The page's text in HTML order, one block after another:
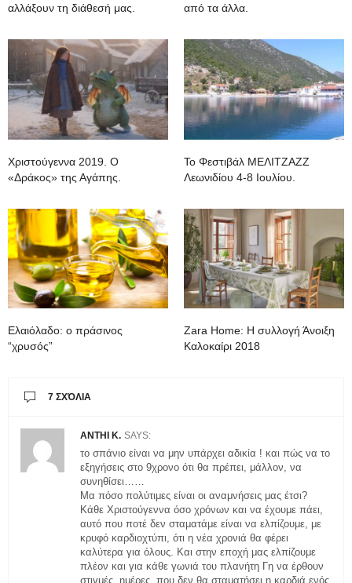
αλλάξουν τη διάθεσή μας.
από τα άλλα.
Χριστούγεννα 2019. O
«Δράκος» της Αγάπης.
To Φεστιβάλ ΜΕΛΙΤΖΑZZ
Λεωνιδίου 4-8 Ιουλίου.
Ελαιόλαδο: ο πράσινος
“χρυσός”
Zara Home: H συλλογή Άνοιξη
Καλοκαίρι 2018
7 ΣΧΌΛΙΑ
ANTHI K. SAYS:
το σπάνιο είναι να μην υπάρχει αδικία ! και πώς να το
εξηγήσεις στο 9χρονο ότι θα πρέπει, μάλλον, να
συνηθίσει……
Μα πόσο πολύτιμες είναι οι αναμνήσεις μας έτσι?
Κάθε Χριστούγεννα όσο χρόνων και να έχουμε πάει,
αυτό που ποτέ δεν σταματάμε είναι να ελπίζουμε, με
κρυφό καρδιοχτύπι, ότι η νέα χρονιά θα φέρει
καλύτερα για όλους. Και στην εποχή μας ελπίζουμε
πλέον και για κάθε γωνιά του πλανήτη Γη να έρθουν
στιγμές, ημέρες, που δεν θα σταματήσει η καρδιά ενός